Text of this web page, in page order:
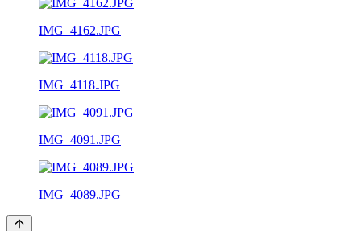
IMG_4162.JPG
IMG_4118.JPG
IMG_4091.JPG
IMG_4089.JPG